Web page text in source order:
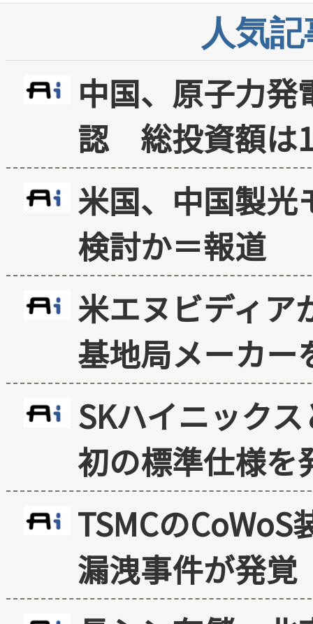
人気
中国、原子力
認 総投資額は
米国、中国製光
検討か＝報道
米エヌビディア
基地局メーカー
SKハイニック
初の標準仕様を
TSMCの
漏洩事件が発覚